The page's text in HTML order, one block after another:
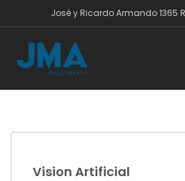
José y Ricardo Armando 1365
Vision Artificial